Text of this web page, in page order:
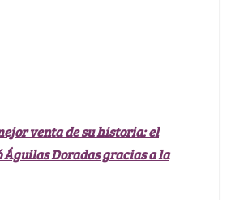
venta de su historia: el
Águilas Doradas gracias a la